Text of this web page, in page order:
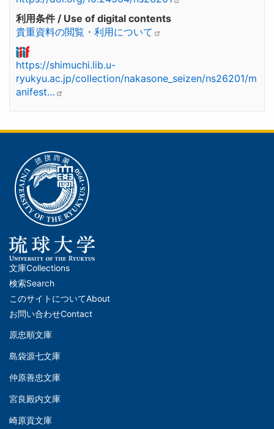
利用条件 / Use of digital contents
貴重資料の閲覧・利用について
https://shimuchi.lib.u-
ryukyu.ac.jp/collection/nakasone_seizen/ns26201/m
anifest…
メ
イ
ン
ナ
ビ
ー
シ
ョ
文庫Collections
検索Search
このサイトについてAbout
お問い合わせContact
文
(Left)
原忠順文庫
島袋源七文庫
仲原善忠文庫
文
宮良殿内文庫
崎原貢文庫